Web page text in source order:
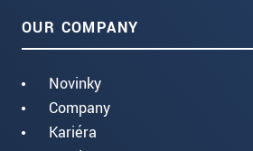
OUR COMPANY
Novinky
Company
Kariéra